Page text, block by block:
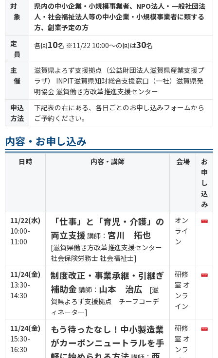
対
象
県内の中小企業・小規模事業者、NPO法人・一般社団法
人・社会福祉法人等の中小企業・小規模事業者に類する
方、創業予定の方
定
員
各回10名 ※11/22 10:00～の回は30名
主
催
滋賀県よろず支援拠点（公益財団法人滋賀県産業支援プ
ラザ） INPIT滋賀県知財総合支援窓口（一社）滋賀県発
明協会 滋賀働き方改革推進支援センター
申込
方法
下記表の右にある、各日ごとのお申し込みフォームから
ご予約ください。
内容・お申し込み
日時 内容・講師 会場
お
申
し
込
み
11/22(水)
10:00-
11:00
「仕事」と「育児・介護」の
両立支援 講師： 宮川 拓也
[滋賀県働き方改革推進支援センター
社会保険労務士 社会福祉士]
オン
ライ
ン
11/24(金)
13:30-
14:30
制度改正・事業承継・引継ぎ
補助金 講師： 山本 治広 [滋
賀県よろず支援拠点 チーフコーデ
ィネーター]
研修
室 オ
ンラ
イン
11/24(金)
15:30-
16:30
もう待ったなし！中小製造業
がカーボンニュートラルを手
研修
室 オ
ンラ